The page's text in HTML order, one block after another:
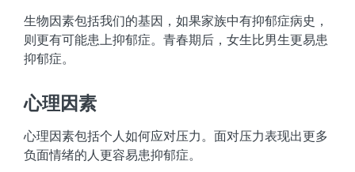
生物因素包括我们的基因，如果家族中有抑郁症病史，
则更有可能患上抑郁症。青春期后，女生比男生更易患
抑郁症。
心理因素
心理因素包括个人如何应对压力。面对压力表现出更多
负面情绪的人更容易患抑郁症。